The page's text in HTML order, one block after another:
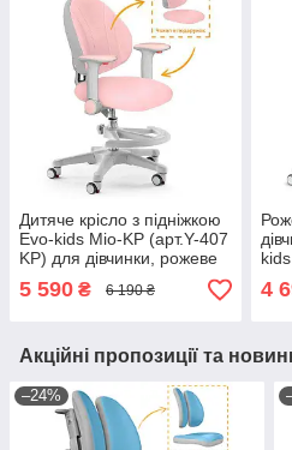
Дитяче крісло з підніжкою
Evo-kids Mio-KP (арт.Y-407
KP) для дівчинки, рожеве
5 590 ₴ 6 190 ₴ 4
Акційні пропозиції та
–24%